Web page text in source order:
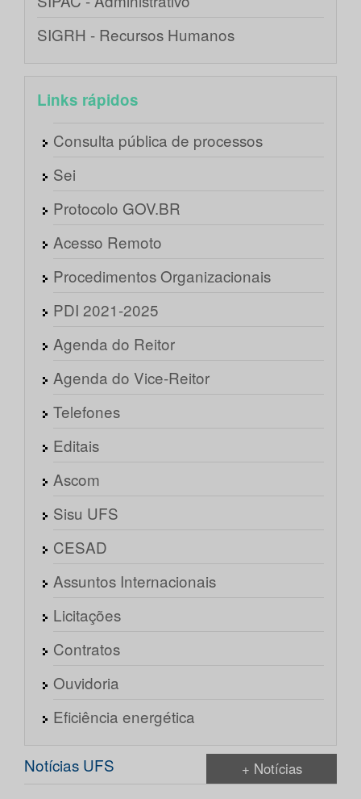
SIGRH - Recursos Humanos
Links rápidos
Consulta pública de processos
Sei
Protocolo GOV.BR
Acesso Remoto
Procedimentos Organizacionais
PDI 2021-2025
Agenda do Reitor
Agenda do Vice-Reitor
Telefones
Editais
Ascom
Sisu UFS
CESAD
Assuntos Internacionais
Licitações
Contratos
Ouvidoria
Eficiência energética
Notícias UFS + Notícias